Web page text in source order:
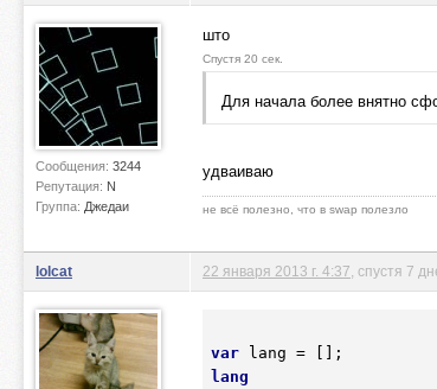
Сообщения: 3244
Репутация: N
Группа: Джедаи
што
Спустя 20 сек.
Для начала более внятно
удваиваю
не всё полезно, что в swap полезло
lolcat 22 января 2013 г. 4:37 , спустя 7
var
lang